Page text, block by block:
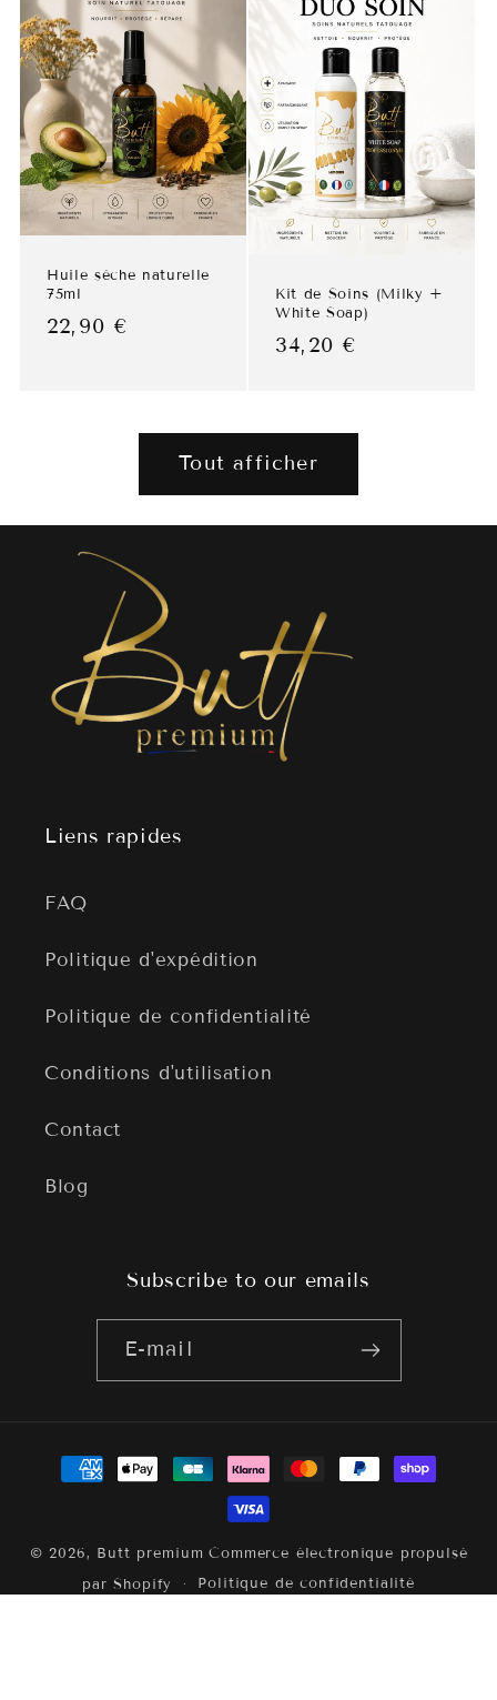
Huile sèche naturelle
75ml
Prix
Prix
22,90 €
Kit de Soins (Milky +
White Soap)
Prix
34,20 €
Tout afficher
Liens rapides
FAQ
Politique d'expédition
Politique de confidentialité
Conditions d'utilisation
Contact
Blog
Subscribe to our emails
E-mail
Moyens
© 2026, Butt premium Commerce électronique propulsé
par Shopify
Politique de confidentialité